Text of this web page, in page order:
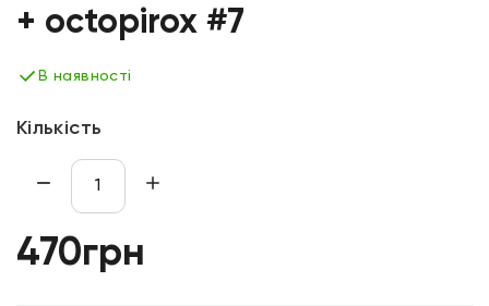
+ octopirox #7
В наявності
Кількість
470грн